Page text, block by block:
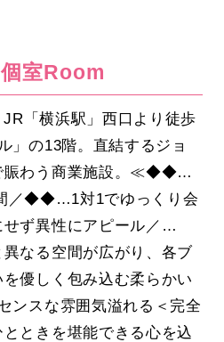
室Room
JR「横浜駅」西口より徒歩
」の13階。直結するジョ
賑わう商業施設。≪◆◆…
／◆◆…1対1でゆっくり会
ず異性にアピール／…
なる空間が広がり、各ブ
優しく包み込む柔らかい
ンスな雰囲気溢れる＜完全
ときを堪能できる心を込